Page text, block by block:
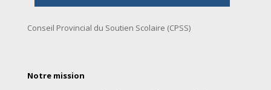
Conseil Provincial du Soutien Scolaire (CPSS)
Notre mission